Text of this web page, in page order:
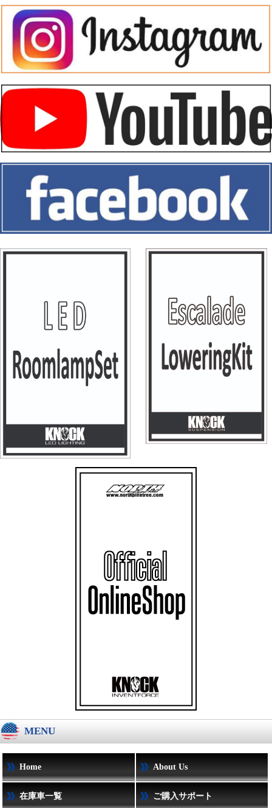
MENU
Home About Us
在庫車一覧 ご購入サポート